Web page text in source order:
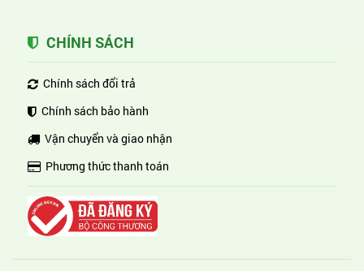
CHÍNH SÁCH
Chính sách đổi trả
Chính sách bảo hành
Vận chuyển và giao nhận
Phương thức thanh toán